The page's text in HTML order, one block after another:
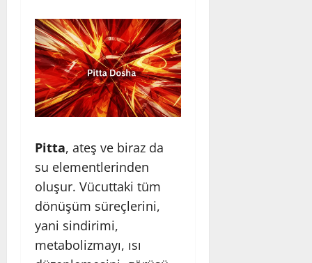
Pitta, ateş ve biraz da
su elementlerinden
oluşur. Vücuttaki tüm
dönüşüm süreçlerini,
yani sindirimi,
metabolizmayı, ısı